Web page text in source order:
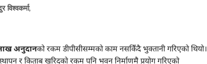
विश्वकर्मा,
अनुदानको रकम डीपीसीसम्मको काम नसकिँदै भुक्तानी गरिएको थियो।
र किताब खरिदको रकम पनि भवन निर्माणमै प्रयोग गरिएको